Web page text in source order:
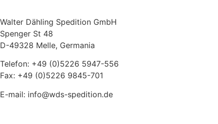
Walter Dähling Spedition GmbH
Spenger St 48
D-49328 Melle, Germania
Telefon: +49 (0)5226 5947-556
Fax: +49 (0)5226 9845-701
E-mail: info@wds-spedition.de